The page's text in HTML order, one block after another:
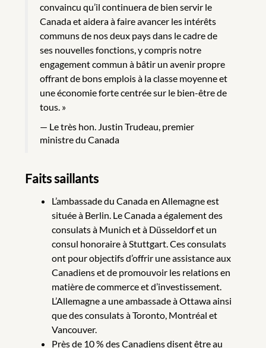
convaincu qu’il continuera de bien servir le
Canada et aidera à faire avancer les intérêts
communs de nos deux pays dans le cadre de
ses nouvelles fonctions, y compris notre
engagement commun à bâtir un avenir propre
offrant de bons emplois à la classe moyenne et
une économie forte centrée sur le bien-être de
tous. »
Le très hon. Justin Trudeau, premier
ministre du Canada
Faits saillants
L’ambassade du Canada en Allemagne est
située à Berlin. Le Canada a également des
consulats à Munich et à Düsseldorf et un
consul honoraire à Stuttgart. Ces consulats
ont pour objectifs d’offrir une assistance aux
Canadiens et de promouvoir les relations en
matière de commerce et d’investissement.
L’Allemagne a une ambassade à Ottawa ainsi
que des consulats à Toronto, Montréal et
Vancouver.
Près de 10 % des Canadiens disent être au